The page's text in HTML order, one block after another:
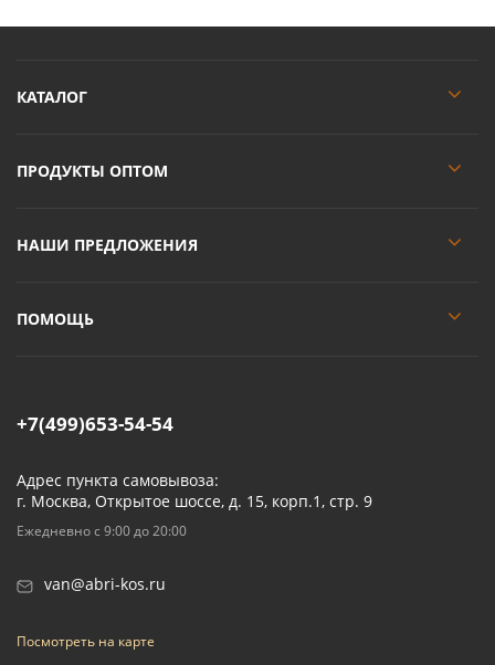
КАТАЛОГ
ПРОДУКТЫ ОПТОМ
НАШИ ПРЕДЛОЖЕНИЯ
ПОМОЩЬ
+7(499)653-54-54
Адрес пункта самовывоза:
г. Москва, Открытое шоссе, д. 15, корп.1, стр. 9
Ежедневно с 9:00 до 20:00
van@abri-kos.ru
Посмотреть на карте